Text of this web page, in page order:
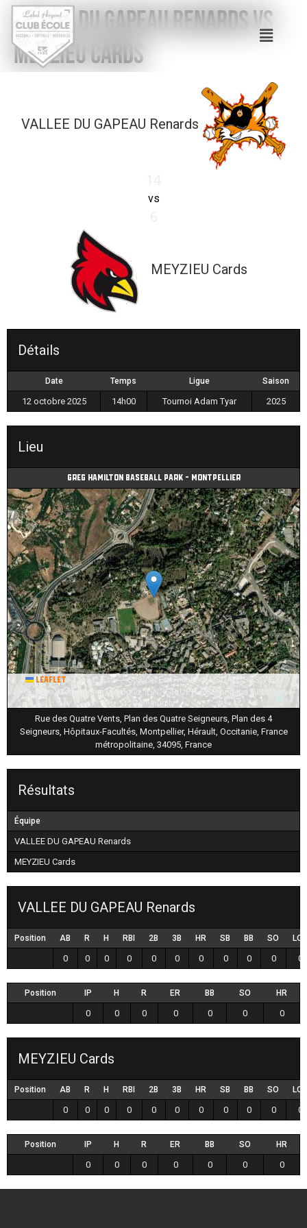
VALLEE DU GAPEAU Renards vs
MEYZIEU Cards
VALLEE DU GAPEAU Renards
vs
MEYZIEU Cards
Détails
Date Temps Ligue Saison
12 octobre 2025 14h00 Tournoi Adam Tyar 2025
Lieu
Greg Hamilton Baseball Park - Montpellier
Leaflet | Tiles © Esri — Source: Esri, i-cubed, USDA, USGS, AEX,
GeoEye, Getmapping, Aerogrid, IGN, IGP, UPR-EGP, and the GIS User
Community
Rue des Quatre Vents, Plan des Quatre Seigneurs, Plan des 4
Seigneurs, Hôpitaux-Facultés, Montpellier, Hérault, Occitanie, France
métropolitaine, 34095, France
Résultats
Équipe
VALLEE DU GAPEAU Renards
MEYZIEU Cards
VALLEE DU GAPEAU Renards
Position AB R H RBI 2B 3B HR SB BB SO LOB
0 0 0 0 0 0 0 0 0 0 0
Position IP H R ER BB SO HR
0 0 0 0 0 0 0
MEYZIEU Cards
Position AB R H RBI 2B 3B HR SB BB SO LOB
0 0 0 0 0 0 0 0 0 0 0
Position IP H R ER BB SO HR
0 0 0 0 0 0 0